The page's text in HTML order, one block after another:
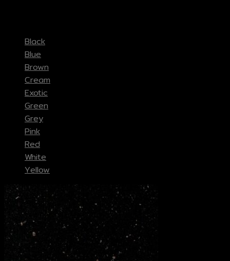
Black
Blue
Brown
Cream
Exotic
Green
Grey
Pink
Red
White
Yellow